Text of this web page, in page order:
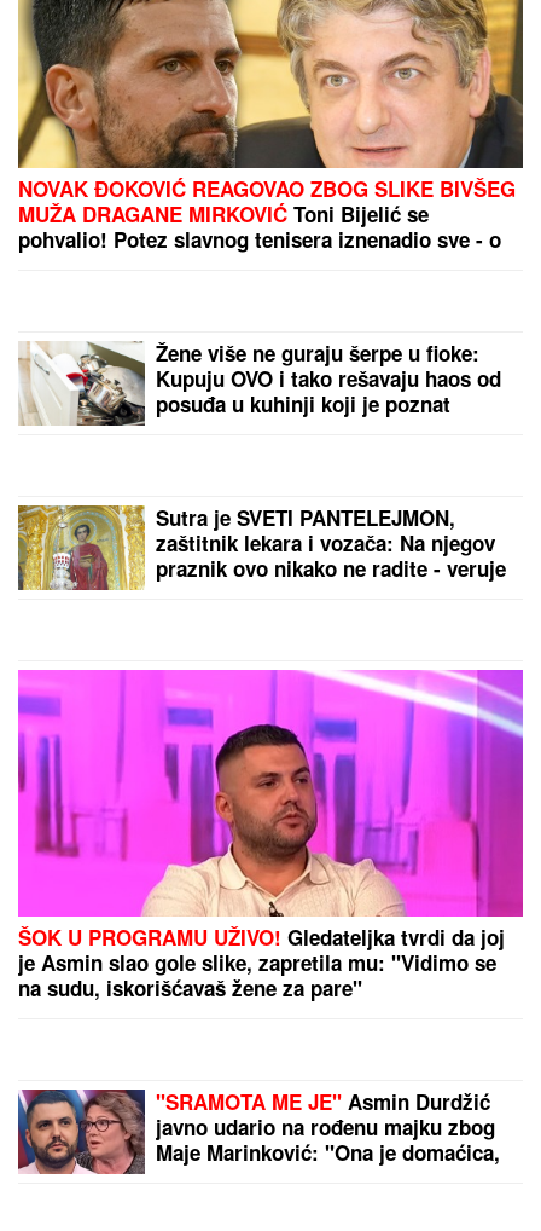
NOVAK ĐOKOVIĆ REAGOVAO ZBOG SLIKE BIVŠEG
MUŽA DRAGANE MIRKOVIĆ Toni Bijelić se
pohvalio! Potez slavnog tenisera iznenadio sve - o
Žene više ne guraju šerpe u fioke:
Kupuju OVO i tako rešavaju haos od
posuđa u kuhinji koji je poznat
Sutra je SVETI PANTELEJMON,
zaštitnik lekara i vozača: Na njegov
praznik ovo nikako ne radite - veruje
ŠOK U PROGRAMU UŽIVO! Gledateljka tvrdi da joj
je Asmin slao gole slike, zapretila mu: "Vidimo se
na sudu, iskorišćavaš žene za pare"
"SRAMOTA ME JE" Asmin Durdžić
javno udario na rođenu majku zbog
Maje Marinković: "Ona je domaćica,